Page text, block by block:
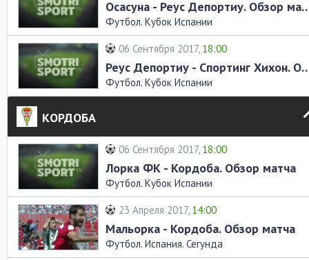
Осасуна - Реус
Футбол. Кубок Испании
06 Сентября 2017, 18:00
Реус Депортиу -
Футбол. Кубок Испании
КОРДОБА
06 Сентября 2017, 18:00
Лорка ФК - Кордоба. Обзор матча
Футбол. Кубок Испании
23 Апреля 2017, 14:00
Мальорка - Кордоба. Обзор матча
Футбол. Испания. Сегунда